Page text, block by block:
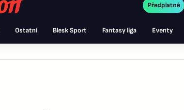
Ostatní Blesk Sport Fantasy liga Eventy
Předplatné